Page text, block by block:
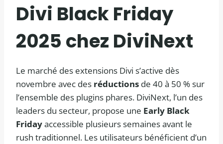
Divi Black Friday
2025 chez DiviNext
Le marché des extensions Divi s’active dès
novembre avec des réductions de 40 à 50 % sur
l’ensemble des plugins phares. DiviNext, l’un des
leaders du secteur, propose une Early Black
Fridayaccessible plusieurs semaines avant le
rush traditionnel. Les utilisateurs bénéficient d’un